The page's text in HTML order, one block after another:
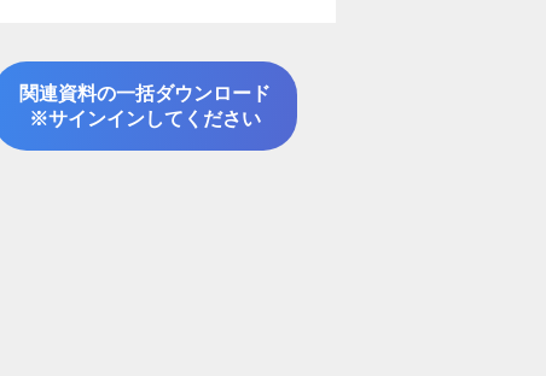
関連資料の一括ダウンロード
※サインインしてください